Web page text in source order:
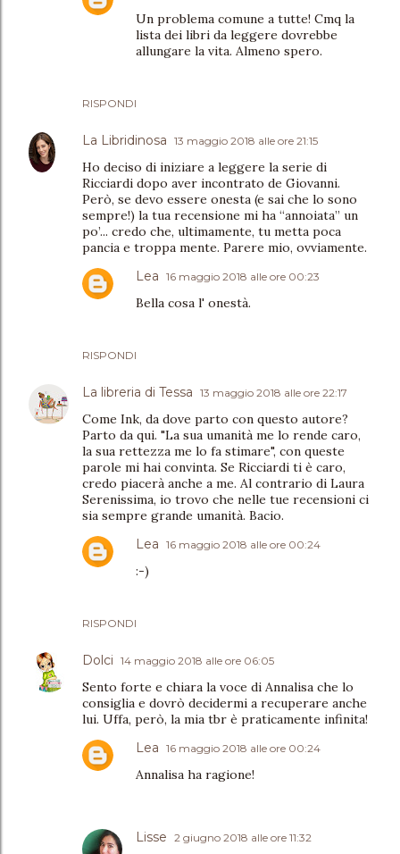
RISPONDI
Un problema comune a tutte! Cmq la
lista dei libri da leggere dovrebbe
allungare la vita. Almeno spero.
La Libridinosa 13 maggio 2018 alle ore 21:15
Ho deciso di iniziare a leggere la serie di
Ricciardi dopo aver incontrato de Giovanni.
Però, se devo essere onesta (e sai che lo sono
sempre!) la tua recensione mi ha “annoiata” un
po’... credo che, ultimamente, tu metta poca
pancia e troppa mente. Parere mio, ovviamente.
RISPONDI
Lea 16 maggio 2018 alle ore 00:23
Bella cosa l' onestà.
La libreria di Tessa 13 maggio 2018 alle ore 22:17
Come Ink, da dove parto con questo autore?
Parto da qui. "La sua umanità me lo rende caro,
la sua rettezza me lo fa stimare", con queste
parole mi hai convinta. Se Ricciardi ti è caro,
credo piacerà anche a me. Al contrario di Laura
Serenissima, io trovo che nelle tue recensioni ci
sia sempre grande umanità. Bacio.
RISPONDI
Lea 16 maggio 2018 alle ore 00:24
:-)
Dolci 14 maggio 2018 alle ore 06:05
Sento forte e chiara la voce di Annalisa che lo
consiglia e dovrò decidermi a recuperare anche
lui. Uffa, però, la mia tbr è praticamente infinita!
Lea 16 maggio 2018 alle ore 00:24
Annalisa ha ragione!
Lisse 2 giugno 2018 alle ore 11:32